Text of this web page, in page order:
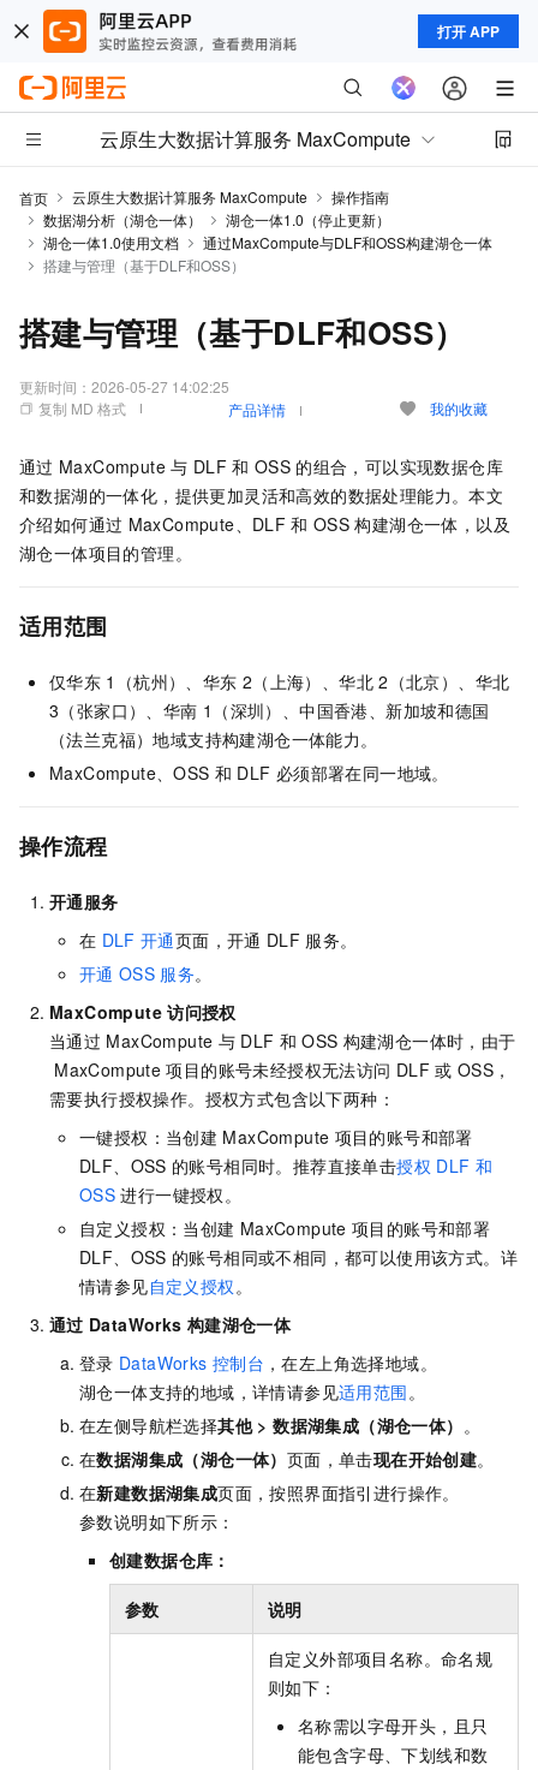
打开 APP
云原生大数据计算服务 MaxCompute
首页 云原生大数据计算服务 MaxCompute
操作指南
数据湖分析（湖仓一体）
湖仓一体1.0（停止更新）
湖仓一体1.0使用文档
通过MaxCompute与DLF和OSS构建湖仓一体
搭建与管理（基于DLF和OSS）
搭建与管理（基于DLF和OSS）
更新时间： 2026-05-27 14:02:25
复制 MD 格式
产品详情 我的收藏
通过 MaxCompute 与 DLF 和 OSS 的组合，可以实现数据仓库
和数据湖的一体化，提供更加灵活和高效的数据处理能力。本文
介绍如何通过 MaxCompute、DLF 和 OSS 构建湖仓一体，以及
湖仓一体项目的管理。
适用范围
仅华东 1（杭州）、华东 2（上海）、华北 2（北京）、华北
3（张家口）、华南 1（深圳）、中国香港、新加坡和德国
（法兰克福）地域支持构建湖仓一体能力。
MaxCompute、OSS 和 DLF 必须部署在同一地域。
操作流程
开通服务
在 DLF 开通页面，开通 DLF 服务。
开通 OSS 服务。
MaxCompute 访问授权
当通过 MaxCompute 与 DLF 和 OSS 构建湖仓一体时，由于
MaxCompute 项目的账号未经授权无法访问 DLF 或 OSS，
需要执行授权操作。授权方式包含以下两种：
一键授权：当创建 MaxCompute 项目的账号和部署
DLF、OSS 的账号相同时。推荐直接单击授权 DLF 和
OSS 进行一键授权。
自定义授权：当创建 MaxCompute 项目的账号和部署
DLF、OSS 的账号相同或不相同，都可以使用该方式。详
情请参见自定义授权。
通过 DataWorks 构建湖仓一体
登录 DataWorks 控制台 ，在左上角选择地域。
湖仓一体支持的地域，详情请参见适用范围。
在左侧导航栏选择其他>数据湖集成（湖仓一体） 。
在数据湖集成（湖仓一体） 页面，单击现在开始创建。
在新建数据湖集成页面，按照界面指引进行操作。
参数说明如下所示：
创建数据仓库 ：
参数 说明
自定义外部项目名称。命名规
则如下：
名称需以字母开头，且只
能包含字母、下划线和数